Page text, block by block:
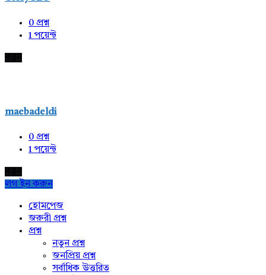
0 প্রশ্ন
1পয়েন্ট
maebadeldi
0 প্রশ্ন
1পয়েন্ট
লগ ইন করুন
Exploreহোমপেজ
জরুরী প্রশ্ন
প্রশ্ন
নতুন প্রশ্ন
জনপ্রিয় প্রশ্ন
সর্বাধিক উত্তরিত